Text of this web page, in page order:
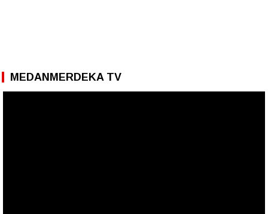
MEDANMERDEKA TV